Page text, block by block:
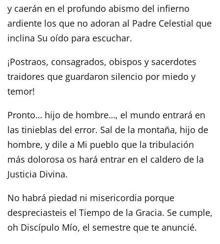
y caerán en el profundo abismo del infierno
ardiente los que no adoran al Padre Celestial que
inclina Su oído para escuchar.
¡Postraos, consagrados, obispos y sacerdotes
traidores que guardaron silencio por miedo y
temor!
Pronto… hijo de hombre…, el mundo entrará en
las tinieblas del error. Sal de la montaña, hijo de
hombre, y dile a Mi pueblo que la tribulación
más dolorosa os hará entrar en el caldero de la
Justicia Divina.
No habrá piedad ni misericordia porque
despreciasteis el Tiempo de la Gracia. Se cumple,
oh Discípulo Mío, el semestre que te anuncié.